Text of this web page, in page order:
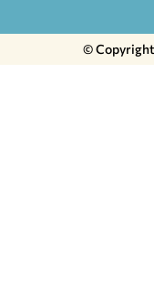
© Copyright